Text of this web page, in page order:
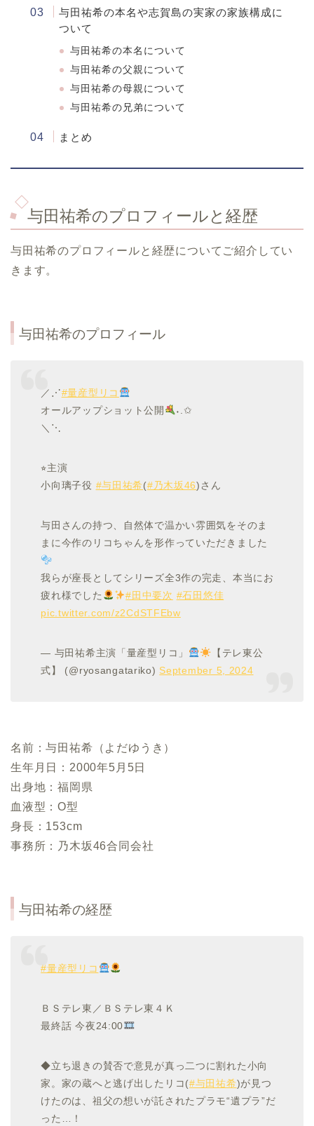
与田祐希の本名や志賀島の実家の家族構成に
ついて
与田祐希の本名について
与田祐希の父親について
与田祐希の母親について
与田祐希の兄弟について
まとめ
与田祐希のプロフィールと経歴
与田祐希のプロフィールと経歴についてご紹介してい
きます。
与田祐希のプロフィール
／⋰#量産型リコ
オールアップショット公開
˖.✩
＼⋱
⭐︎主演
小向璃子役 #与田祐希(#乃木坂46)さん
与田さんの持つ、自然体で温かい雰囲気をそのま
まに今作のリコちゃんを形作っていただきました
我らが座長としてシリーズ全3作の完走、本当にお
疲れ様でした
#田中要次 #石田悠佳
pic.twitter.com/z2CdSTFEbw
— 与田祐希主演「量産型リコ」
【テレ東公
式】 (@ryosangatariko) September 5, 2024
名前：与田祐希（よだゆうき）
生年月日：2000年5月5日
出身地：福岡県
血液型：O型
身長：153cm
事務所：乃木坂46合同会社
与田祐希の経歴
#量産型リコ
ＢＳテレ東／ＢＳテレ東４Ｋ
最終話 今夜24:00
◆立ち退きの賛否で意見が真っ二つに割れた小向
家。家の蔵へと逃げ出したリコ(#与田祐希)が見つ
けたのは、祖父の想いが託されたプラモ“遺プラ”だ
った…！